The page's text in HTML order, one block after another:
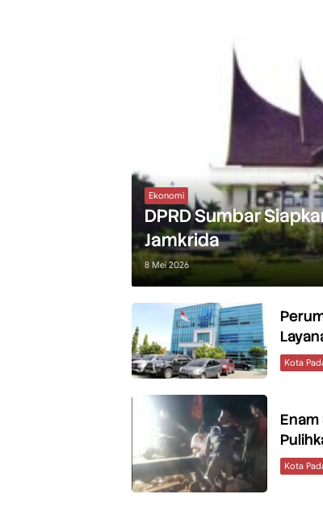
Ekonomi
DPRD Sumbar
Jamkrida
8 Mei 2026
Kota
Kota